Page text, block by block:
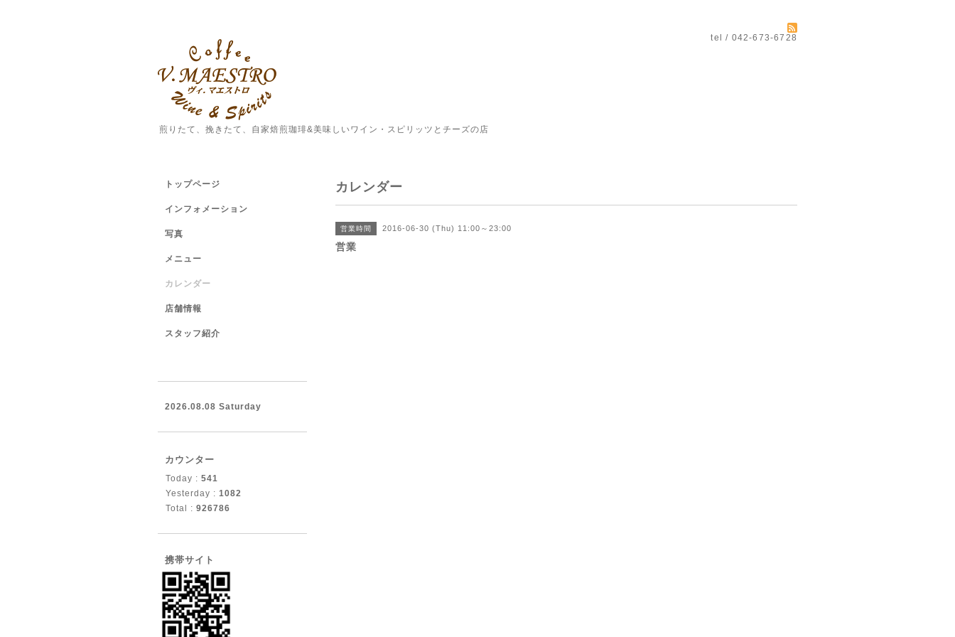
tel / 042-673-6728
煎りたて、挽きたて、自家焙煎珈琲&美味しいワイン・スピリッツとチーズの店
カレンダー
営業時間 2016-06-30 (Thu) 11:00～23:00
営業
トップページ
インフォメーション
写真
メニュー
カレンダー
店舗情報
スタッフ紹介
2026.08.08 Saturday
カウンター
Today : 541
Yesterday : 1082
Total : 926786
携帯サイト